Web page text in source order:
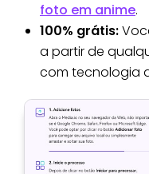
foto em anime.
100% grátis:
a partir de
com tecnologia